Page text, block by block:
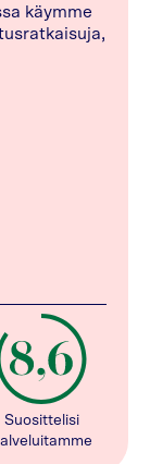
käymme
Suosittelisi